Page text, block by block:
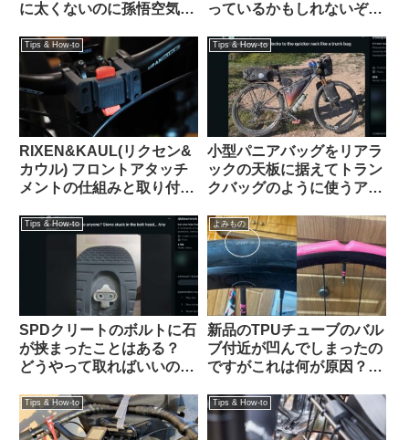
に太くないのに孫悟空気分
（ガチ競技用の高級タイ
ヤ）【Tern Crest カスタマ
イズ】
っているかもしれないぞ
っておきたいメンテナン
ス】
Tips & How-to
RIXEN&KAUL(リクセン&
カウル) フロントアタッチ
メントの仕組みと取り付け
Tips & How-to
小型パニアバッグをリアラ
ックの天板に据えてトラン
クバッグのように使うアイ
ら）Ortlieb Gravel-Pack /
Quick-Rack
Tips & How-to
SPDクリートのボルトに石
が挟まったことはある？
どうやって取ればいいの？
よみもの
新品のTPUチューブのバル
ブ付近が凹んでしまったの
ですがこれは何が原因？
Tips & How-to Tips & How-to